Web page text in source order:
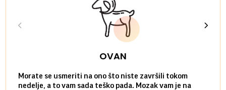
OVAN
Morate se usmeriti na ono što niste završili tokom
nedelje, a to vam sada teško pada. Mozak vam je na